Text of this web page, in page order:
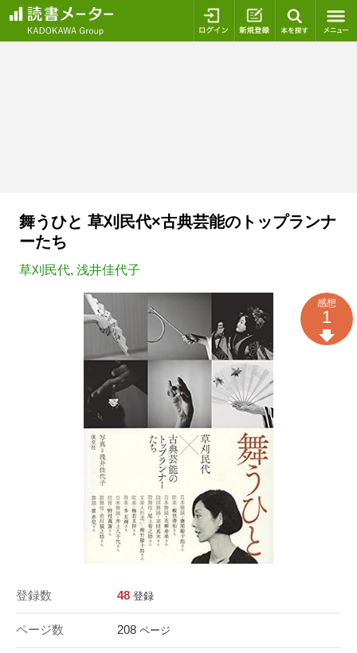
ログイン 新規登録
舞うひと 草刈民代×古典芸能のトップランナ
ーたち
草刈民代, 浅井佳代子
登録数 48 登録
ページ数 208 ページ
感想
1